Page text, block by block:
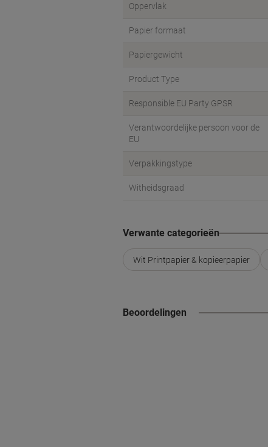
Oppervlak
Papier formaat
Papiergewicht
Product Type
Responsible EU Party GPSR
Verantwoordelijke persoon voor de
EU
Verpakkingstype
Witheidsgraad
Verwante categorieën
Wit Printpapier & kopieerpapier
Beoordelingen